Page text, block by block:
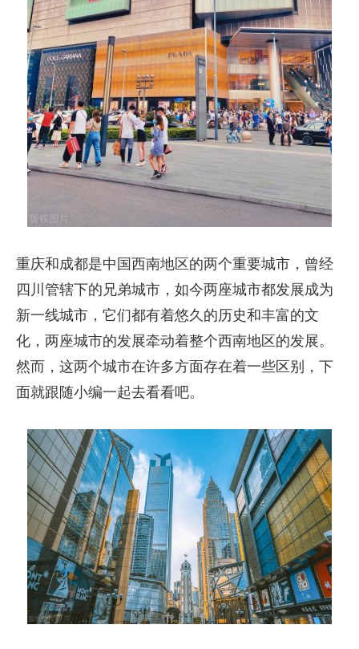
重庆和成都是中国西南地区的两个重要城市，曾经
四川管辖下的兄弟城市，如今两座城市都发展成为
新一线城市，它们都有着悠久的历史和丰富的文
化，两座城市的发展牵动着整个西南地区的发展。
然而，这两个城市在许多方面存在着一些区别，下
面就跟随小编一起去看看吧。